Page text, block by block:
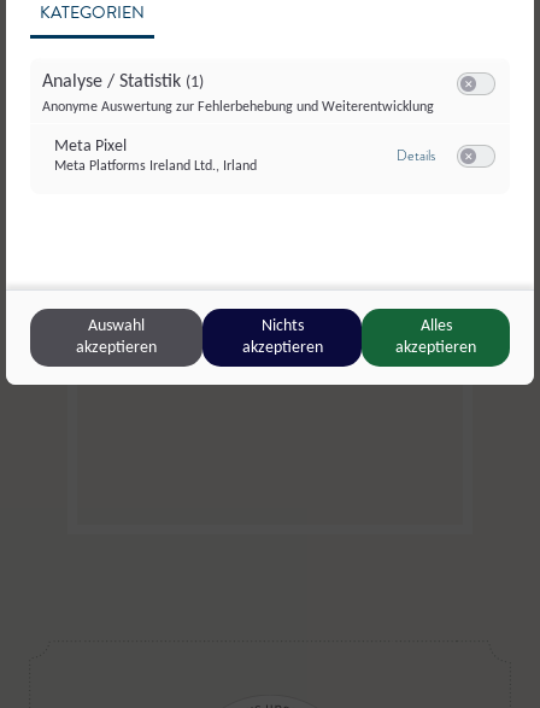
Bäckerei Café Konditorei Bauer
Bio Dinkeleckerl,Brot oder Gebäck
Bäckerei
KATEGORIEN
Analyse / Statistik (1)
Anonyme Auswertung zur Fehlerbehebung und Weiterentwicklung
Meta Pixel
Meta Platforms Ireland Ltd., Irland
Detailszu Meta Pixel
Auswahl
akzeptieren
Nichts
akzeptieren
Alles
akzeptieren